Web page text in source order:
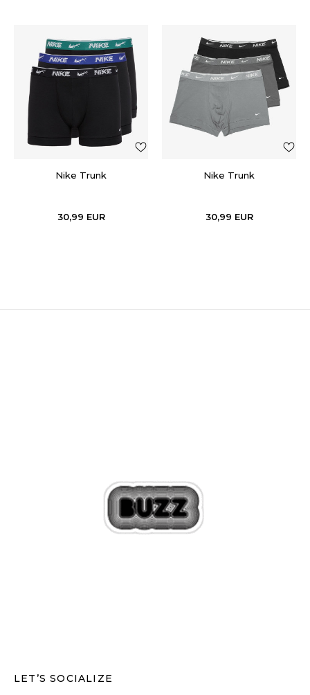
Nike Trunk
30,99 EUR
Nike Trunk
30,99 EUR
LET’S SOCIALIZE